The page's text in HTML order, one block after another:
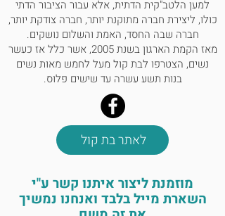
למען הלטב"קית הדתית, אלא עבור הציבור הדתי
כולו, ליצירת חברה מתוקנת יותר, חברה צודקת יותר,
חברה שבה החסד, האמת והשלום נושקים.
מאז הקמת הארגון בשנת 2005, אשר כלל אז כעשר
נשים, הצטרפו לבת קול מעל לחמש מאות נשים
בנות תשע עשרה עד שישים פלוס.
לאתר בת קול
מוזמנת ליצור איתנו קשר ע"י
השארת מייל בלבד ואנחנו נמשיך